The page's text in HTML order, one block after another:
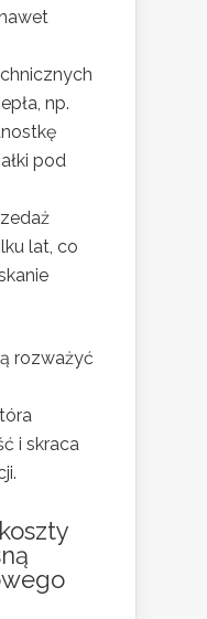
np.
pod
lat, co
rozważyć
i skraca